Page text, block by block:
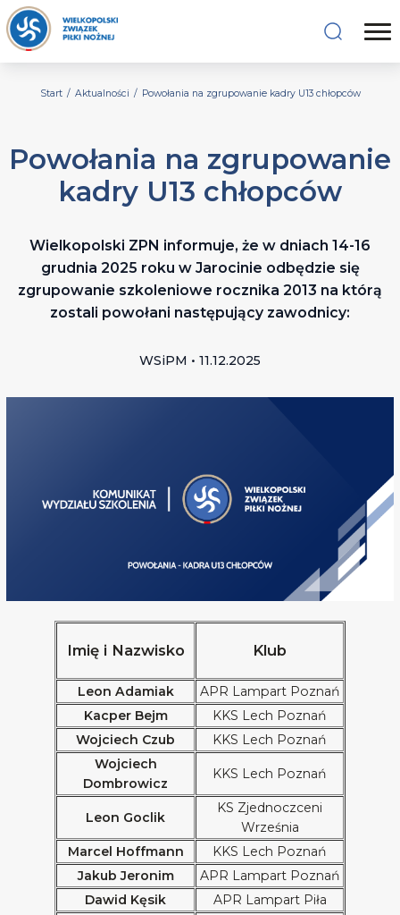
Start / Aktualności / Powołania na zgrupowanie kadry U13 chłopców
Powołania na zgrupowanie
kadry U13 chłopców
Wielkopolski ZPN informuje, że w dniach 14-16
grudnia 2025 roku w Jarocinie odbędzie się
zgrupowanie szkoleniowe rocznika 2013 na którą
zostali powołani następujący zawodnicy:
WSiPM • 11.12.2025
Imię i Nazwisko Klub
Leon Adamiak
APR Lampart Poznań
Kacper Bejm
KKS Lech Poznań
Wojciech Czub
KKS Lech Poznań
Wojciech
Dombrowicz
KKS Lech Poznań
Leon Goclik
KS Zjednoczceni
Września
Marcel Hoffmann
KKS Lech Poznań
Jakub Jeronim
APR Lampart Poznań
Dawid Kęsik
APR Lampart Piła